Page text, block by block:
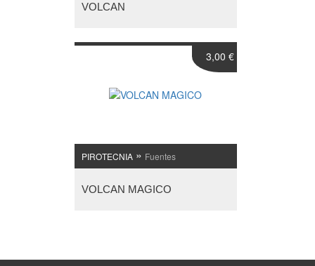
VOLCAN
PIROTECNIA» Fuentes
VOLCAN MAGICO
3,00 €